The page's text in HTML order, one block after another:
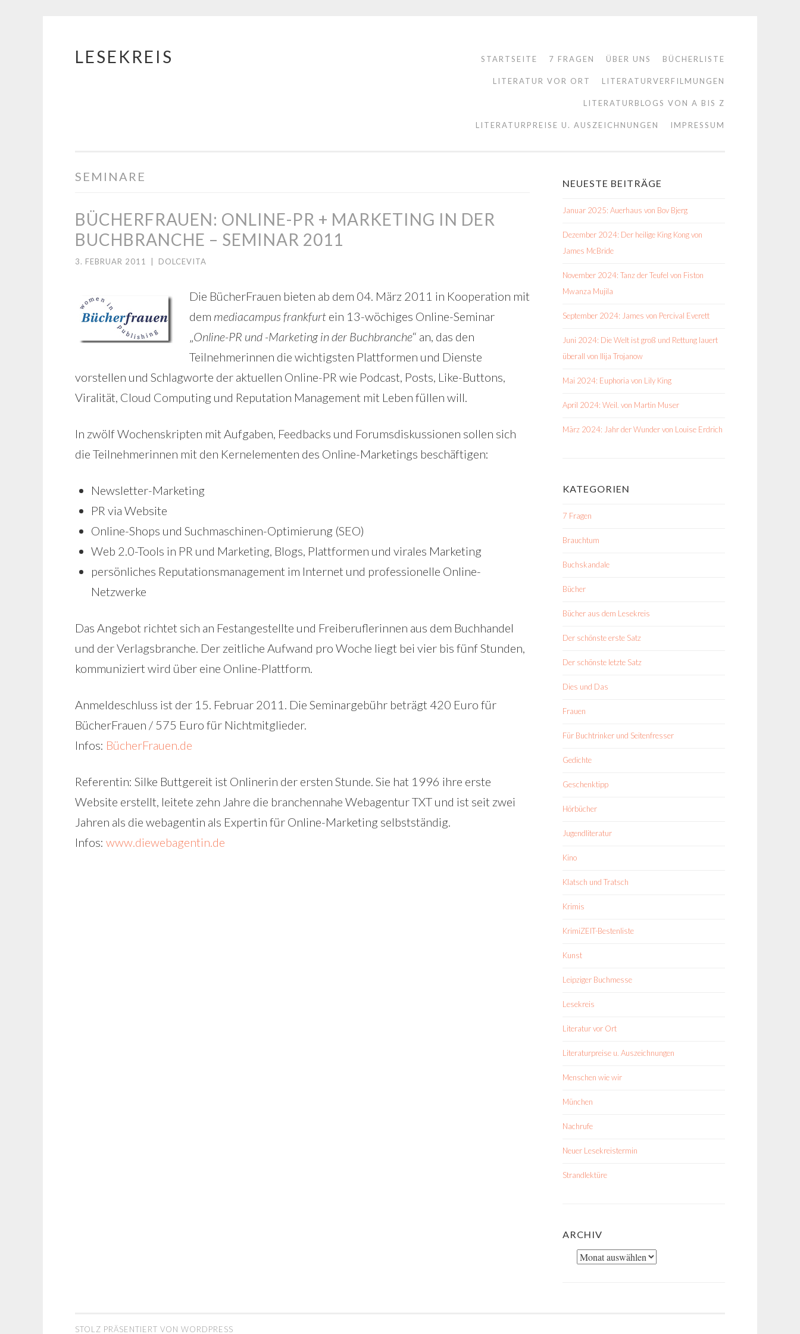
Springe
LESEKREIS STARTSEITE 7 FRAGEN ÜBER UNS BÜCHERLISTE
LITERATUR VOR ORT LITERATURVERFILMUNGEN
LITERATURBLOGS VON A BIS Z
LITERATURPREISE U. AUSZEICHNUNGEN IMPRESSUM
SEMINARE
BÜCHERFRAUEN: ONLINE-PR + MARKETING IN DER
BUCHBRANCHE – SEMINAR 2011
3. FEBRUAR 2011 DOLCEVITA
Die BücherFrauen bieten ab dem 04. März 2011 in Kooperation mit
dem mediacampus frankfurt ein 13-wöchiges Online-Seminar
„Online-PR und -Marketing in der Buchbranche“ an, das den
Teilnehmerinnen die wichtigsten Plattformen und Dienste
vorstellen und Schlagworte der aktuellen Online-PR wie Podcast, Posts, Like-Buttons,
Viralität, Cloud Computing und Reputation Management mit Leben füllen will.
In zwölf Wochenskripten mit Aufgaben, Feedbacks und Forumsdiskussionen sollen sich
die Teilnehmerinnen mit den Kernelementen des Online-Marketings beschäftigen:
Newsletter-Marketing
PR via Website
Online-Shops und Suchmaschinen-Optimierung (SEO)
Web 2.0-Tools in PR und Marketing, Blogs, Plattformen und virales Marketing
persönliches Reputationsmanagement im Internet und professionelle Online-
Netzwerke
Das Angebot richtet sich an Festangestellte und Freiberuflerinnen aus dem Buchhandel
und der Verlagsbranche. Der zeitliche Aufwand pro Woche liegt bei vier bis fünf Stunden,
kommuniziert wird über eine Online-Plattform.
Anmeldeschluss ist der 15. Februar 2011. Die Seminargebühr beträgt 420 Euro für
BücherFrauen / 575 Euro für Nichtmitglieder.
Infos: BücherFrauen.de
Referentin: Silke Buttgereit ist Onlinerin der ersten Stunde. Sie hat 1996 ihre erste
Website erstellt, leitete zehn Jahre die branchennahe Webagentur TXT und ist seit zwei
Jahren als die webagentin als Expertin für Online-Marketing selbstständig.
Infos: www.diewebagentin.de
NEUESTE BEITRÄGE
Januar 2025: Auerhaus von Bov Bjerg
Dezember 2024: Der heilige King Kong von
James McBride
November 2024: Tanz der Teufel von Fiston
Mwanza Mujila
September 2024: James von Percival Everett
Juni 2024: Die Welt ist groß und Rettung lauert
überall von Ilija Trojanow
Mai 2024: Euphoria von Lily King
April 2024: Weil. von Martin Muser
März 2024: Jahr der Wunder von Louise Erdrich
KATEGORIEN
7 Fragen
Brauchtum
Buchskandale
Bücher
Bücher aus dem Lesekreis
Der schönste erste Satz
Der schönste letzte Satz
Dies und Das
Frauen
Für Buchtrinker und Seitenfresser
Gedichte
Geschenktipp
Hörbücher
Jugendliteratur
Kino
Klatsch und Tratsch
Krimis
KrimiZEIT-Bestenliste
Kunst
Leipziger Buchmesse
Lesekreis
Literatur vor Ort
Literaturpreise u. Auszeichnungen
Menschen wie wir
München
Nachrufe
Neuer Lesekreistermin
Strandlektüre
ARCHIV
Archiv
STOLZ PRÄSENTIERT VON WORDPRESS